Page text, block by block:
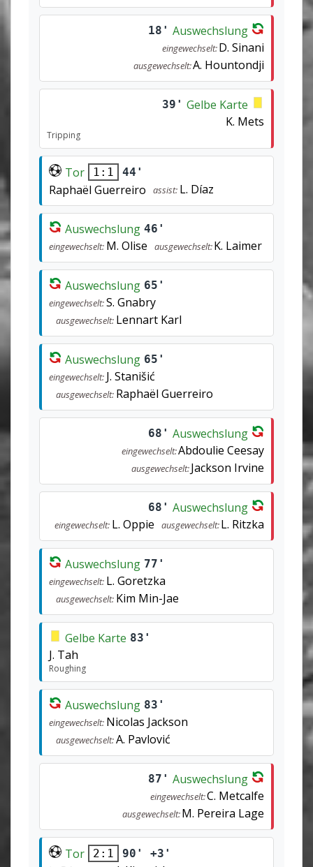
18' Auswechslung
eingewechselt:D. Sinani
ausgewechselt:A. Hountondji
39' Gelbe Karte
K. Mets
Tripping
Tor 1:1 44'
Raphaël Guerreiro assist: L. Díaz
Auswechslung 46'
eingewechselt: M. Olise ausgewechselt:K. Laimer
Auswechslung 65'
eingewechselt:S. Gnabry
ausgewechselt: Lennart Karl
Auswechslung 65'
eingewechselt: J. Stanišić
ausgewechselt: Raphaël Guerreiro
68' Auswechslung
eingewechselt:Abdoulie Ceesay
ausgewechselt:Jackson Irvine
68' Auswechslung
eingewechselt: L. Oppie ausgewechselt:L. Ritzka
Auswechslung 77'
eingewechselt: L. Goretzka
ausgewechselt: Kim Min-Jae
Gelbe Karte 83'
J. Tah
Roughing
Auswechslung 83'
eingewechselt: Nicolas Jackson
ausgewechselt:A. Pavlović
87' Auswechslung
eingewechselt:C. Metcalfe
ausgewechselt:M. Pereira Lage
Tor 2:1 90' +3'